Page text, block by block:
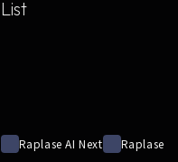
Raplase AI Next
Raplase